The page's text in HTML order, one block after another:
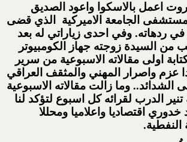
اعمل بالاسكوا واعود الصديق
مستشفى الجامعة الاميركية الذي قضى
ردهاته. وفي احدى زياراتي له بعد
من السيدة زوجته جهاز الكومبيوتر
اولى مقالاته الاسبوعية من سرير
عزم واصرار المهني والمثقف العراقي
وما زالت مقالاته الاسبوعية
تنير الدرب لقرائه كل اسبوع لتؤكد لنا
خدوري اقتصاديا واعلاميا ومحللا
النفطية.